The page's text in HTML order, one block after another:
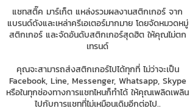
แชทสติ๊ค มาร์เก็ต แหล่งรวมผลงานสติกเกอร์ จาก
แบรนด์ดังและเหล่าครีเอเตอร์มากมาย โดยจัดหมวดหมู่
สติกเกอร์ และจัดอันดับสติกเกอร์สุดฮิต ให้คุณไม่ตก
เทรนด์
คุณจะสามารถส่งสติกเกอร์ไปได้ทุกที่ ไม่ว่าจะเป็น
Facebook, Line, Messenger, Whatsapp, Skype
หรือในทุกช่องทางการแชทไหนก็ทำได้ ให้คุณเพลิดเพลิน
ไปกับการแชทที่ไม่เหมือนเดิมอีกต่อไป..